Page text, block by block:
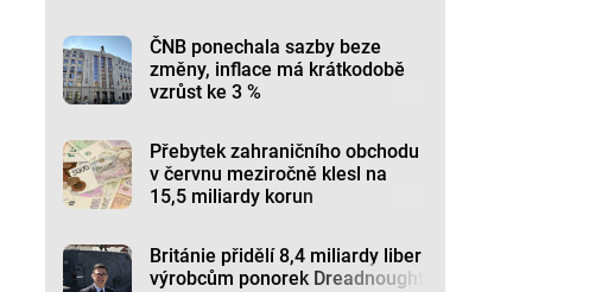
ČNB ponechala sazby beze
změny, inflace má krátkodobě
vzrůst ke 3 %
Přebytek zahraničního obchodu
v červnu meziročně klesl na
15,5 miliardy korun
Británie přidělí 8,4 miliardy liber
výrobcům ponorek Dreadnought